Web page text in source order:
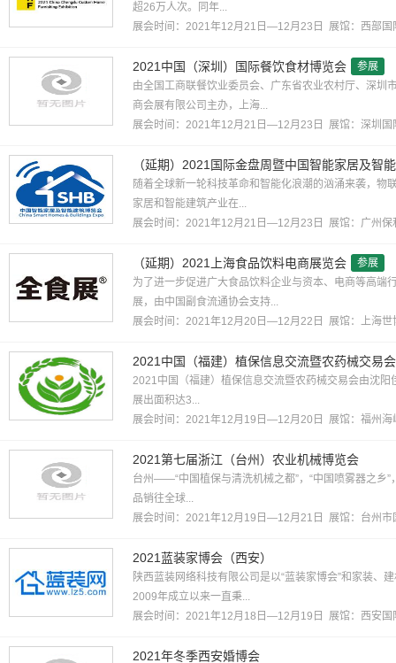
超26万人次。同年...
展会时间：2021年12月21日—12月23日 展馆： 西部国
2021中国（深圳）国际餐饮食材博览会
参展
由全国工商联餐饮业委员会、广东省农业农村厅、深圳
商会展有限公司主办，上海...
展会时间：2021年12月21日—12月23日 展馆： 深圳国
（延期）2021国际金盘周暨中国智能家居及智
随着全球新一轮科技革命和智能化浪潮的汹涌来袭，物
家居和智能建筑产业在...
展会时间：2021年12月21日—12月23日 展馆： 广州保
（延期）2021上海食品饮料电商展览会
参展
为了进一步促进广大食品饮料企业与资本、电商等高端
展，由中国副食流通协会支持...
展会时间：2021年12月20日—12月22日 展馆： 上海世
2021中国（福建）植保信息交流暨农药械交易会
2021中国（福建）植保信息交流暨农药械交易会由沈阳
展出面积达3...
展会时间：2021年12月19日—12月20日 展馆： 福州海
2021第七届浙江（台州）农业机械博览会
台州——“中国植保与清洗机械之都”，“中国喷雾器之乡”
品销往全球...
展会时间：2021年12月19日—12月21日 展馆： 台州市
2021蓝装家博会（西安）
陕西蓝装网络科技有限公司是以“蓝装家博会”和家装、
2009年成立以来一直秉...
展会时间：2021年12月18日—12月19日 展馆： 西安国
2021年冬季西安婚博会